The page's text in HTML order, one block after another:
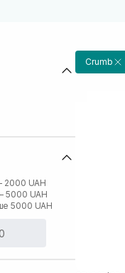
2000 UAH
5000 UAH
5000 UAH
Crumb